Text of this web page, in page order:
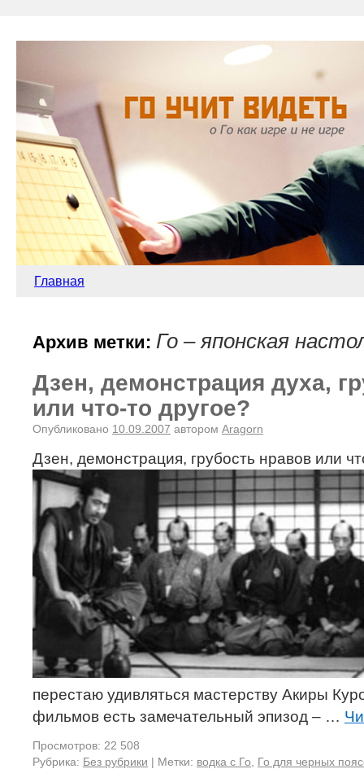
Главная
Архив метки: Го – японская
Дзен, демонстрация духа,
или что-то другое?
Опубликовано 10.09.2007 автором Aragorn
Дзен, демонстрация, грубость нравов или
перестаю удивляться мастерству Акиры
фильмов есть замечательный эпизод – …
Просмотров: 22 508
Рубрика: Без рубрики | Метки: водка с Го
Го для черных